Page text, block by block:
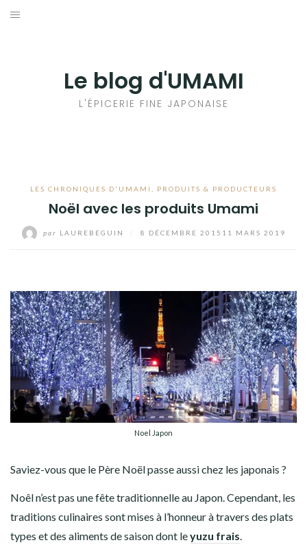
Aller
Le blog d'UMAMI
L'ÉPICERIE FINE JAPONAISE
LES CHRONIQUES D'UMAMI PRODUITS & PRODUCTEURS
Noël avec les produits Umami
par LAUREBEGUIN 8 DÉCEMBRE 2015 11 MARS 2019
Noel Japon
Saviez-vous que le Père Noël passe aussi chez les japonais ?
Noêl n’est pas une fête traditionnelle au Japon. Cependant, les
traditions culinaires sont mises à l’honneur à travers des plats
types et des aliments de saison dont leyuzu frais